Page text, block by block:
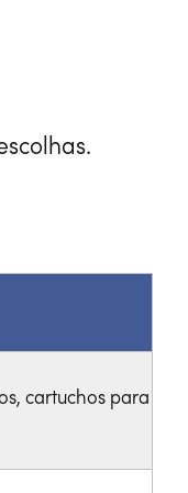
cartuchos para